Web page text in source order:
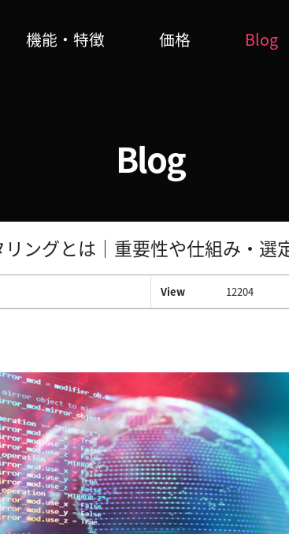
機能・特徴 価格 Blog
Blog
ングとは｜重要性や仕組み・選
View 12204